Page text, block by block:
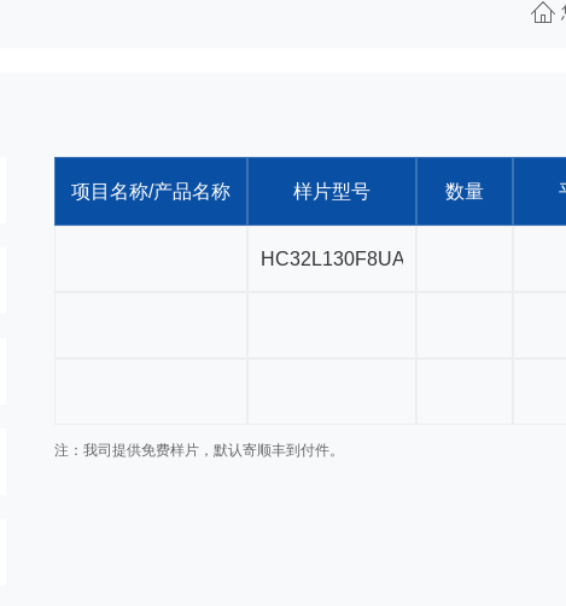
项目名称/产品名称 样片型号 数量
注：我司提供免费样片，默认寄顺丰到付件。